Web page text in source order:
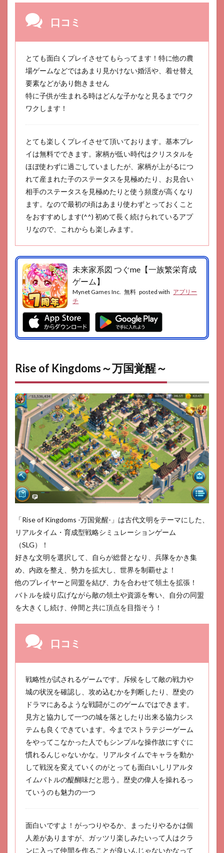
口コミ
とても面白くプレイさせてもらってます！特に他の農
場ゲームなどではあまり見かけない婚活や、着せ替え
要素などがあり飽きません
特に子供が生まれる時はどんな子かなと見るまでワク
ワクします！
とても楽しくプレイさせて頂いております。基本プレ
イは無料でできます。家柄が低い時代はクリスタルを
ほぼ使わずに過ごしていましたが、家柄が上がるにつ
れて産まれた子のステータスを見極めたり、お見合い
相手のステータスを見極めたりと使う頻度が高くなり
ます。なので最初の頃はあまり使わずとっておくこと
をおすすめします(^^) 初めて長く続けられているアプ
リなので、これからも楽しみます。
未来家系図 つぐme【一族繁栄育成
ゲーム】
Mynet Games Inc. 無料 posted with アプリー
チ
Rise of Kingdoms～万国覚醒～
「Rise of Kingdoms -万国覚醒-」は古代文明をテーマにした、
リアルタイム・育成型戦略シミュレーションゲーム
（SLG）！
好きな文明を選択して、自らが総督となり、兵隊をかき集
め、内政を整え、勢力を拡大し、世界を制覇せよ！
他のプレイヤーと同盟を結び、力を合わせて領土を拡張！
バトルを繰り広げながら敵の領土や資源を奪い、自分の同盟
を大きくし続け、仲間と共に頂点を目指そう！
口コミ
戦略性が試されるゲームです。斥候をして敵の戦力や
城の状況を確認し、攻め込むかを判断したり、歴史の
ドラマにあるような戦闘がこのゲームではできます。
見方と協力して一つの城を落としたり出来る協力シス
テムも良くできています。今までストラテジーゲーム
をやってこなかった人でもシンプルな操作故にすぐに
慣れるんじゃないかな。リアルタイムでキャラを動か
して戦況を変えていくのがとっても面白いしリアルタ
イムバトルの醍醐味だと思う。歴史の偉人を操れるっ
ていうのも魅力の一つ
面白いですよ！がっつりやるか、まったりやるかは個
人差がありますが、ガッツリ楽しみたいって人はクラ
ンに入って仲間を作ることが良いんじゃないかなって